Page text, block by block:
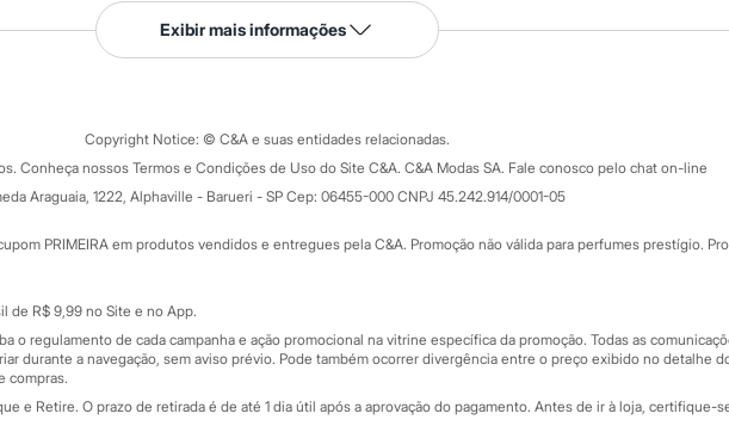
Serviços
Tipos de serviços
Formas de pagamento
Todas as vantagens
Minha C&A
Cupons de desconto
Fale
Exibir mais informações
Copyright Notice: © C&A e suas entidades relacionadas.
Conheça nossos Termos e Condições de Uso do Site C&A. C&A Modas SA. Fale conosco pelo chat on-line
Araguaia, 1222, Alphaville - Barueri - SP Cep: 06455-000 CNPJ 45.242.914/0001-05
PRIMEIRA em produtos vendidos e entregues pela C&A. Promoção não válida para perfumes prestígio.
de R$ 9,99 no Site e no App.
o regulamento de cada campanha e ação promocional na vitrine específica da promoção. Todas as
durante a navegação, sem aviso prévio. Pode também ocorrer divergência entre o preço exibido no detalhe
compras.
e Retire. O prazo de retirada é de até 1 dia útil após a aprovação do pagamento. Antes de ir à loja,